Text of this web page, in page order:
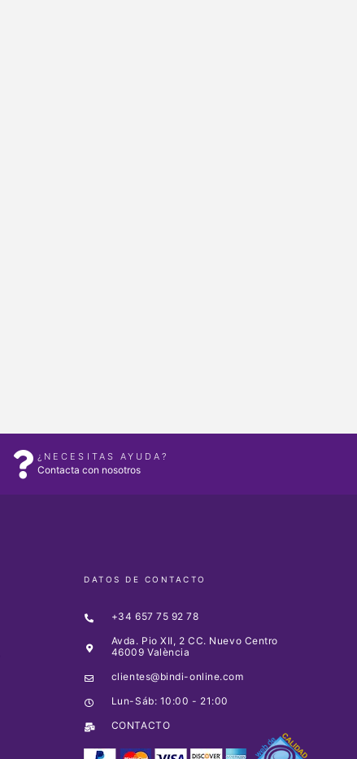
¿NECESITAS AYUDA?
Contacta con nosotros
DATOS DE CONTACTO
+34 657 75 92 78
Avda. Pio XII, 2 CC. Nuevo Centro
46009 València
clientes@bindi-online.com
Lun-Sáb: 10:00 - 21:00
CONTACTO